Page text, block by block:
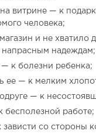
витрине — к
человека;
и не хватило
надеждам;
— к болезни ребенка;
ее — к мелким
— к
бесполезной работе;
со стороны